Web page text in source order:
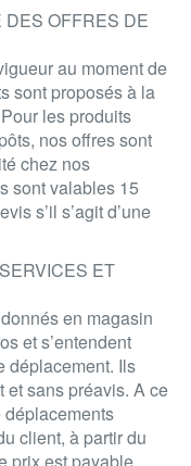
OFFRES DE
au moment de
sont proposés à la
les produits
nos offres sont
chez nos
sont valables 15
s’il s’agit d’une
ET
en magasin
et s’entendent
déplacement. Ils
et sans préavis. A ce
déplacements
client, à partir du